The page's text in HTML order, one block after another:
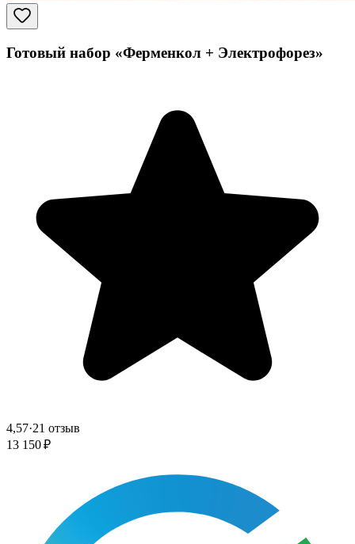
Готовый набор «Ферменкол + Электрофорез»
4,57·21 отзыв
13 150 ₽